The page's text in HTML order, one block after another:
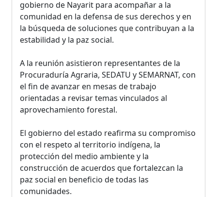
gobierno de Nayarit para acompañar a la
comunidad en la defensa de sus derechos y en
la búsqueda de soluciones que contribuyan a la
estabilidad y la paz social.
A la reunión asistieron representantes de la
Procuraduría Agraria, SEDATU y SEMARNAT, con
el fin de avanzar en mesas de trabajo
orientadas a revisar temas vinculados al
aprovechamiento forestal.
El gobierno del estado reafirma su compromiso
con el respeto al territorio indígena, la
protección del medio ambiente y la
construcción de acuerdos que fortalezcan la
paz social en beneficio de todas las
comunidades.